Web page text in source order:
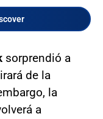
sorprendió a
de la
la
a